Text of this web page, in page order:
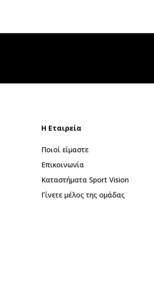
Η Εταιρεία
Ποιοί είμαστε
Επικοινωνία
Καταστήματα Sport Vision
Γίνετε μέλος της ομάδας